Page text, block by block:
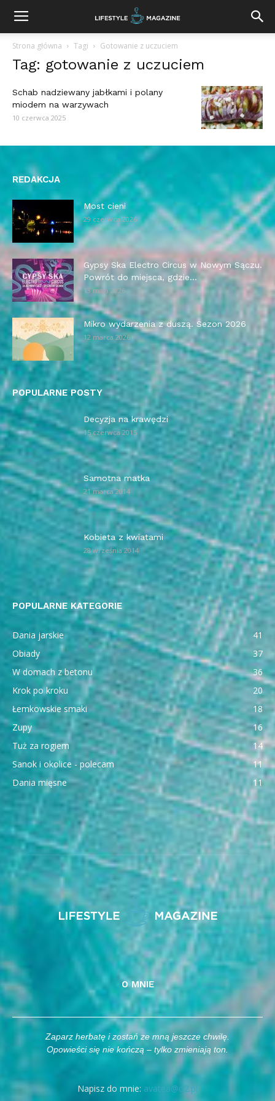
Strona główna Tagi Gotowanie z uczuciem
Tag: gotowanie z uczuciem
Schab nadziewany jabłkami i polany
miodem na warzywach
10 czerwca 2025
REDAKCJA
Most cieni
29 czerwca 2026
Gypsy Ska Electro Circus w Nowym Sączu.
Powrót do miejsca, gdzie...
13 maja 2026
Mikro wydarzenia z duszą. Sezon 2026
12 marca 2026
POPULARNE POSTY
Decyzja na krawędzi
15 czerwca 2015
Samotna matka
21 marca 2014
Kobieta z kwiatami
28 września 2014
POPULARNE KATEGORIE
Dania jarskie
41
Obiady
37
W domach z betonu
36
Krok po kroku
20
Łemkowskie smaki
18
Zupy
16
Tuż za rogiem
14
Sanok i okolice - polecam
11
Dania mięsne
11
O MNIE
Zaparz herbatę i zostań ze mną jeszcze chwilę.
Opowieści się nie kończą – tylko zmieniają ton.
Napisz do mnie: avatea@o2.pl